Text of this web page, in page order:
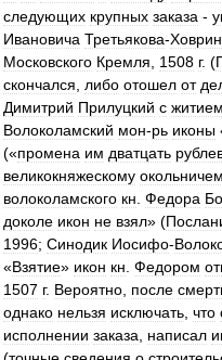
следующих крупных заказа -
Ивановича Третьякова-
Московского Кремля 1508 г. (
скончался
либо отошел от
Димитрий Прилуцкий с житием
Волоколамский мон-рь иконы
(«промена им дватцать
великокняжескому
волоколамского кн Федора
доколе икон не взял» (
1996; Синодик Иосифо-
«Взятие» икон кн Федором
1507 г. Вероятно после
однако нельзя исключать что
исполнении заказа написал